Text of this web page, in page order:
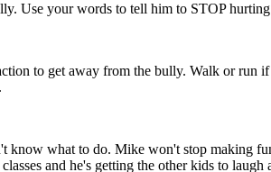
Use your words to tell him to STOP
to get away from the bully. Walk or run if
know what to do. Mike won't stop making
and he's getting the other kids to laugh